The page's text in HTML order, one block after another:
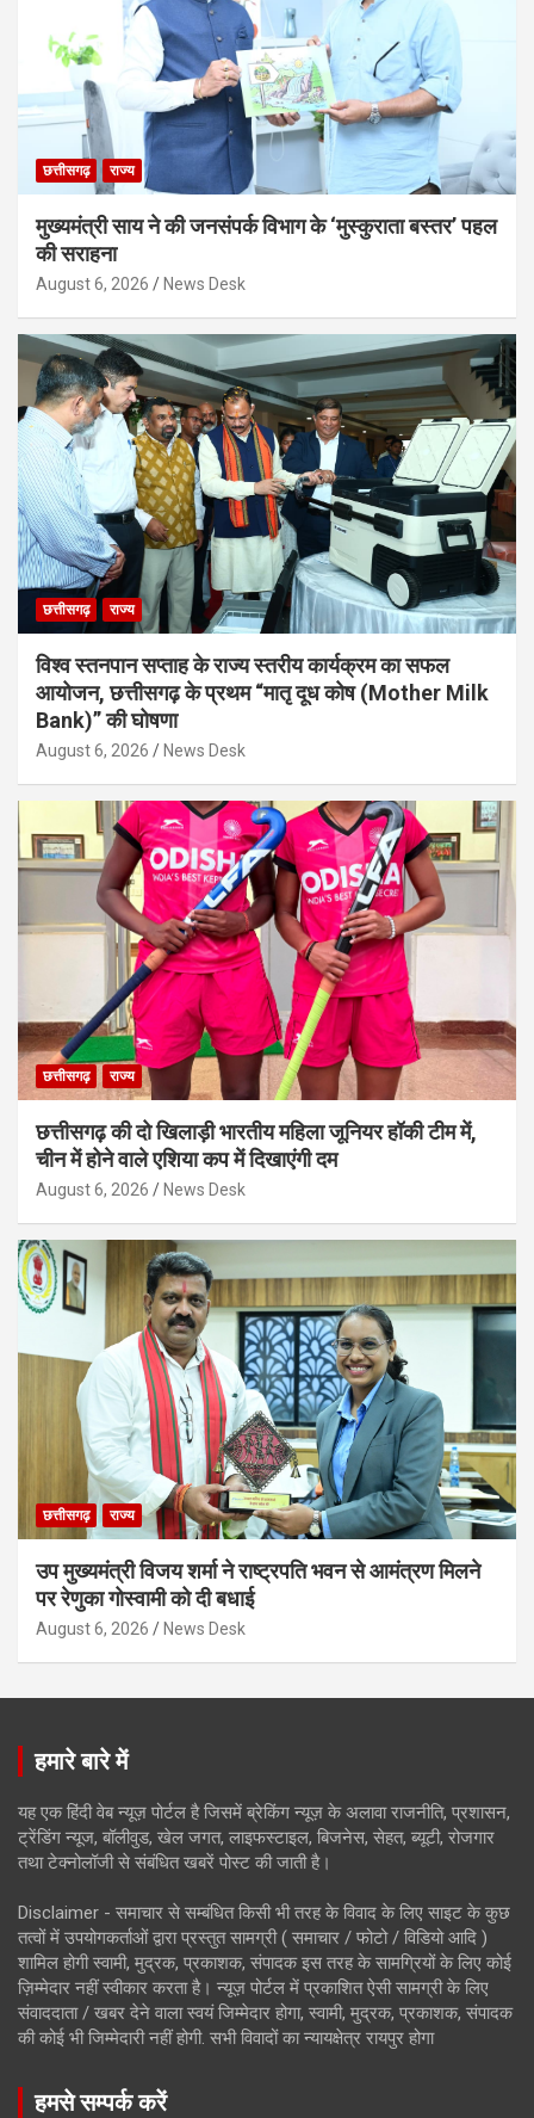
छत्तीसगढ़ राज्य
मुख्यमंत्री साय ने की जनसंपर्क विभाग के ‘मुस्कुराता बस्तर’ पहल
की सराहना
August 6, 2026 News Desk
छत्तीसगढ़ राज्य
विश्व स्तनपान सप्ताह के राज्य स्तरीय कार्यक्रम का सफल
आयोजन, छत्तीसगढ़ के प्रथम “मातृ दूध कोष (Mother Milk
Bank)” की घोषणा
August 6, 2026 News Desk
छत्तीसगढ़ राज्य
छत्तीसगढ़ की दो खिलाड़ी भारतीय महिला जूनियर हॉकी टीम में,
चीन में होने वाले एशिया कप में दिखाएंगी दम
August 6, 2026 News Desk
छत्तीसगढ़ राज्य
उप मुख्यमंत्री विजय शर्मा ने राष्ट्रपति भवन से आमंत्रण मिलने
पर रेणुका गोस्वामी को दी बधाई
August 6, 2026 News Desk
हमारे बारे में
यह एक हिंदी वेब न्यूज़ पोर्टल है जिसमें ब्रेकिंग न्यूज़ के अलावा राजनीति, प्रशासन,
ट्रेंडिंग न्यूज, बॉलीवुड, खेल जगत, लाइफस्टाइल, बिजनेस, सेहत, ब्यूटी, रोजगार
तथा टेक्नोलॉजी से संबंधित खबरें पोस्ट की जाती है।
Disclaimer - समाचार से सम्बंधित किसी भी तरह के विवाद के लिए साइट के कुछ
तत्वों में उपयोगकर्ताओं द्वारा प्रस्तुत सामग्री ( समाचार / फोटो / विडियो आदि )
शामिल होगी स्वामी, मुद्रक, प्रकाशक, संपादक इस तरह के सामग्रियों के लिए कोई
ज़िम्मेदार नहीं स्वीकार करता है। न्यूज़ पोर्टल में प्रकाशित ऐसी सामग्री के लिए
संवाददाता / खबर देने वाला स्वयं जिम्मेदार होगा, स्वामी, मुद्रक, प्रकाशक, संपादक
की कोई भी जिम्मेदारी नहीं होगी. सभी विवादों का न्यायक्षेत्र रायपुर होगा
हमसे सम्पर्क करें